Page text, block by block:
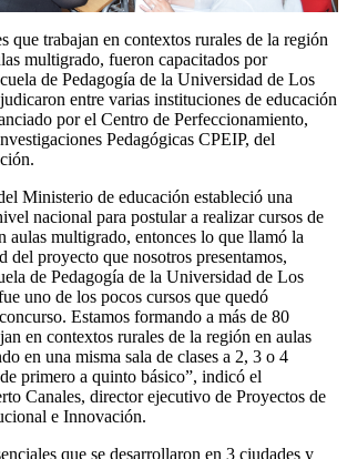
que trabajan en contextos rurales de la región
multigrado, fueron capacitados por
de Pedagogía de la Universidad de Los
entre varias instituciones de educación
por el Centro de Perfeccionamiento,
Pedagógicas CPEIP, del
Ministerio de educación estableció una
nacional para postular a realizar cursos de
aulas multigrado, entonces lo que llamó la
del proyecto que nosotros presentamos,
de Pedagogía de la Universidad de Los
uno de los pocos cursos que quedó
Estamos formando a más de 80
en contextos rurales de la región en aulas
en una misma sala de clases a 2, 3 o 4
primero a quinto básico”, indicó el
Canales, director ejecutivo de Proyectos de
e Innovación.
que se desarrollaron en 3 ciudades y